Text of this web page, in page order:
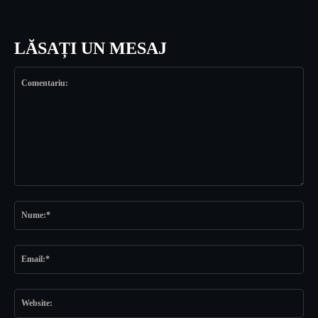
LĂSAȚI UN MESAJ